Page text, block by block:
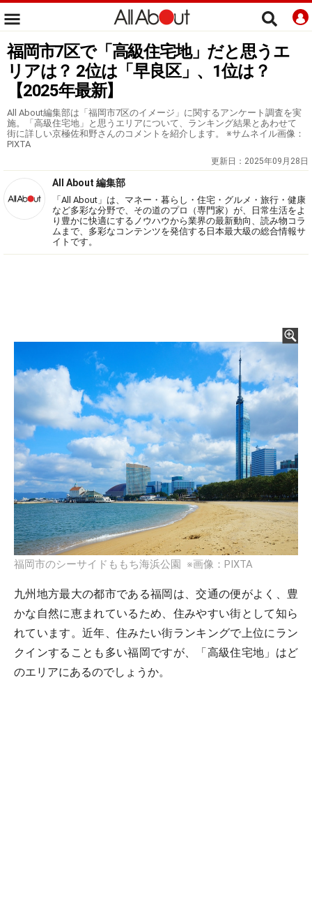
福岡市7区で「高級住宅地」だと思うエ
リアは？ 2位は「早良区」、1位は？
【2025年最新】
All About編集部は「福岡市7区のイメージ」に関するアンケート調査を実
施。「高級住宅地」と思うエリアについて、ランキング結果とあわせて
街に詳しい京極佐和野さんのコメントを紹介します。 ※サムネイル画像：
PIXTA
更新日： 2025年09月28日
All About 編集部
「All About」は、マネー・暮らし・住宅・グルメ・旅行・健康
など多彩な分野で、その道のプロ（専門家）が、日常生活をよ
り豊かに快適にするノウハウから業界の最新動向、読み物コラ
ムまで、多彩なコンテンツを発信する日本最大級の総合情報サ
イトです。
福岡市のシーサイドももち海浜公園 ※画像：PIXTA
九州地方最大の都市である福岡は、交通の便がよく、豊
かな自然に恵まれているため、住みやすい街として知ら
れています。近年、住みたい街ランキングで上位にラン
クインすることも多い福岡ですが、「高級住宅地」はど
のエリアにあるのでしょうか。